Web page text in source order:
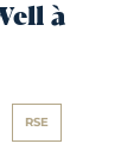
à
RSE